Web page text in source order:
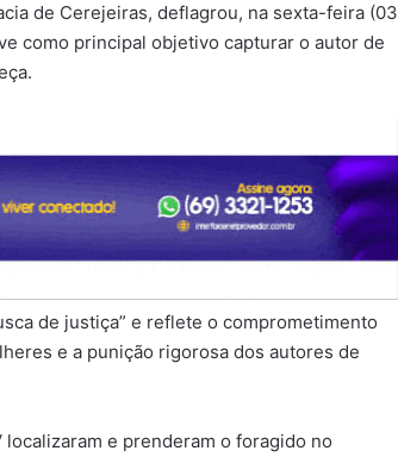
de Cerejeiras, deflagrou, na sexta-feira (03
como principal objetivo capturar o autor de
de justiça” e reflete o comprometimento
e a punição rigorosa dos autores de
localizaram e prenderam o foragido no